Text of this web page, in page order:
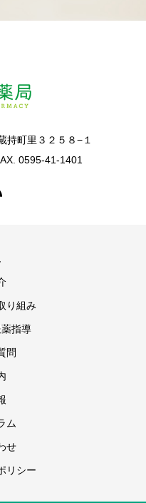
持町里３２５８−１
0595-41-1401
り組み
指導
問
ム
せ
リシー